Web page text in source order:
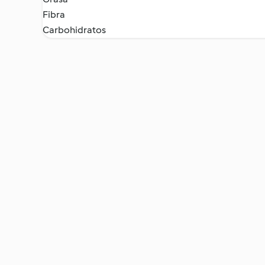
Fibra
Carbohidratos